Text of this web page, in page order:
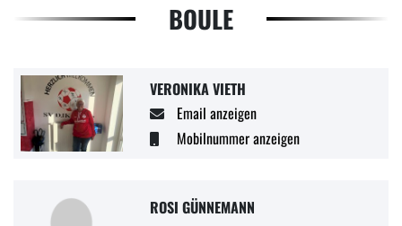
BOULE
VERONIKA VIETH
Email anzeigen
Mobilnummer anzeigen
ROSI GÜNNEMANN